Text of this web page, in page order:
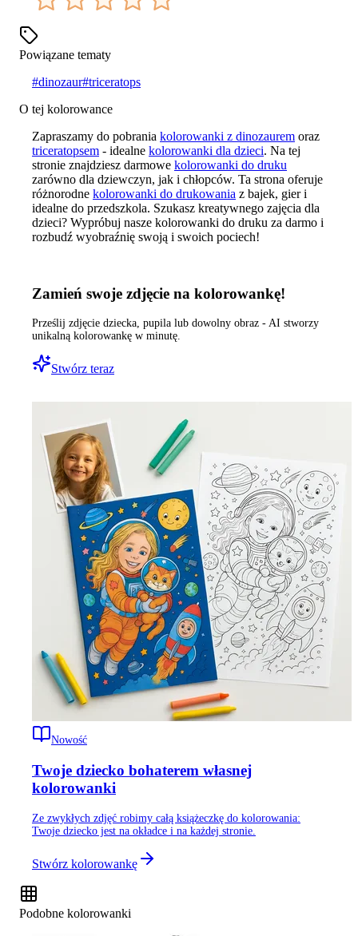
Powiązane tematy
#dinozaur#triceratops
O tej kolorowance
Zapraszamy do pobrania kolorowanki z dinozaurem oraz
triceratopsem - idealne kolorowanki dla dzieci. Na tej
stronie znajdziesz darmowe kolorowanki do druku
zarówno dla dziewczyn, jak i chłopców. Ta strona oferuje
różnorodne kolorowanki do drukowania z bajek, gier i
idealne do przedszkola. Szukasz kreatywnego zajęcia dla
dzieci? Wypróbuj nasze kolorowanki do druku za darmo i
rozbudź wyobraźnię swoją i swoich pociech!
Zamień swoje zdjęcie na kolorowankę!
Prześlij zdjęcie dziecka, pupila lub dowolny obraz - AI stworzy
unikalną kolorowankę w minutę.
Stwórz teraz
Nowość
Twoje dziecko bohaterem własnej
kolorowanki
Ze zwykłych zdjęć robimy całą książeczkę do kolorowania:
Twoje dziecko jest na okładce i na każdej stronie.
Stwórz kolorowankę
Podobne kolorowanki